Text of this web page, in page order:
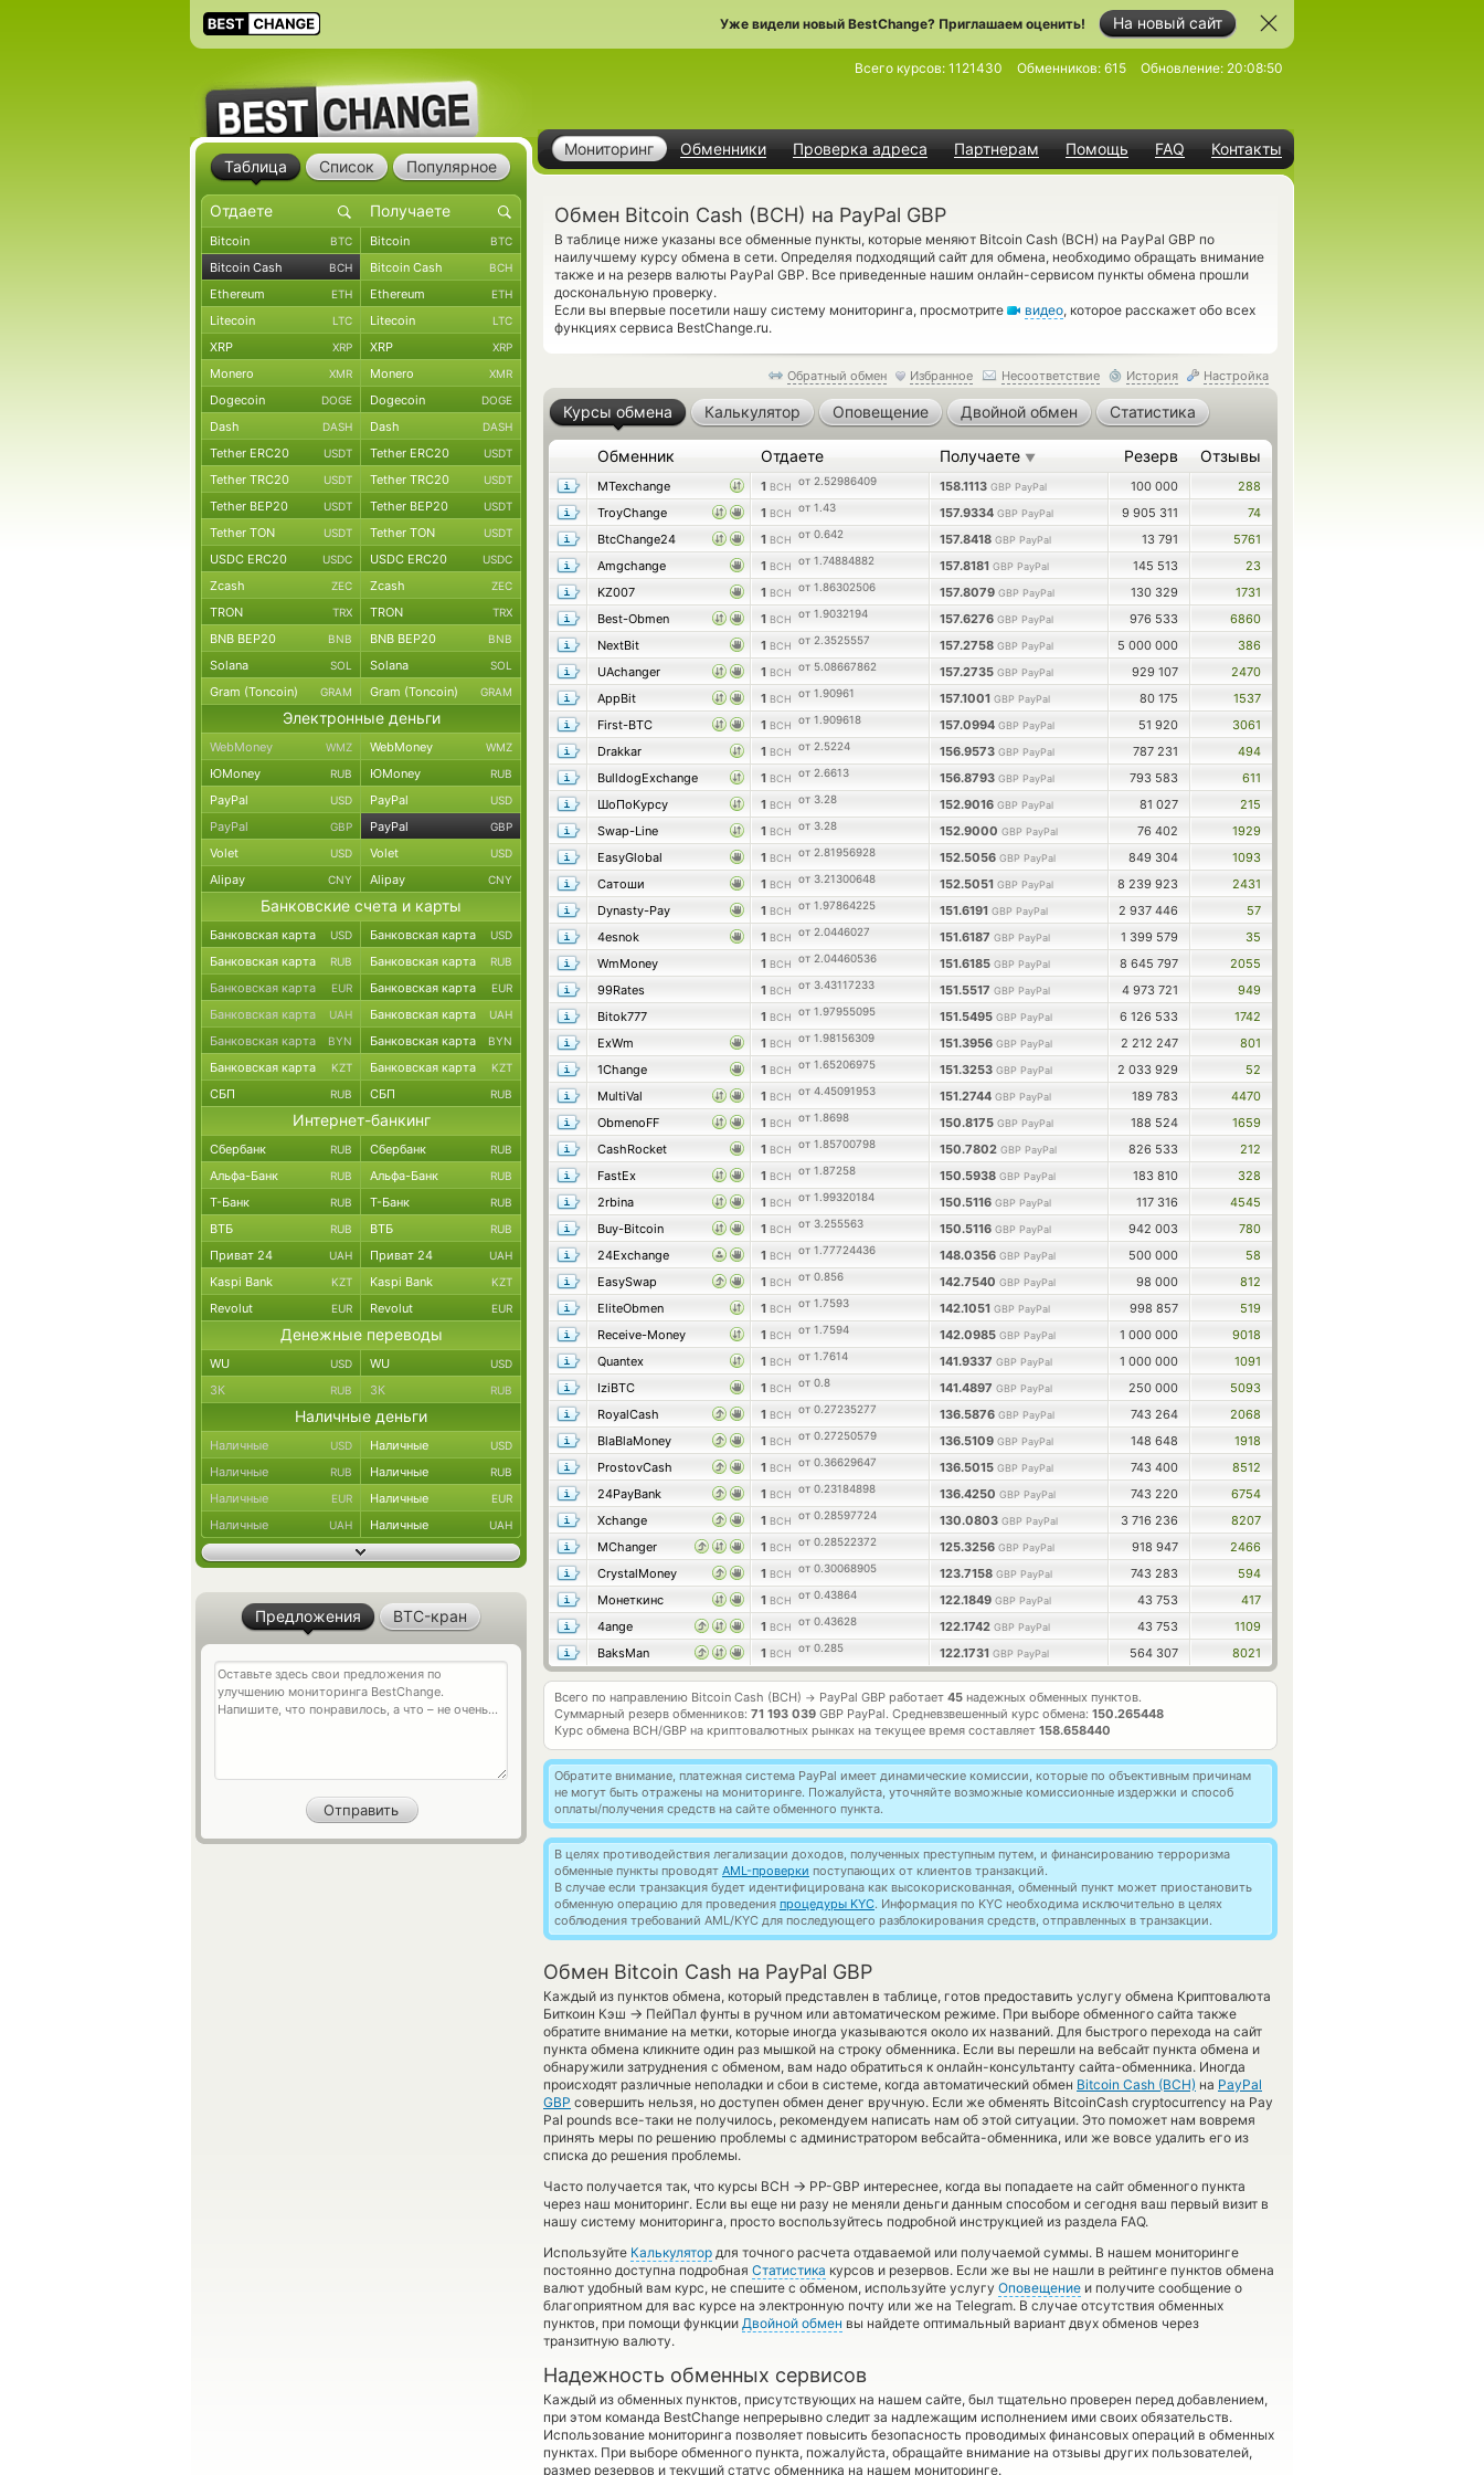
На новый сайт
Уже видели новый BestChange? Приглашаем оценить!
Мониторинг Обменники Проверка адреса Партнерам Помощь FAQ Контакты
Всего курсов: 1121430 Обменников: 615 Обновление: 20:08:50
Обмен Bitcoin Cash (BCH) на PayPal GBP
В таблице ниже указаны все обменные пункты, которые меняют Bitcoin Cash (BCH) на PayPal GBP по
наилучшему курсу обмена в сети. Определяя подходящий сайт для обмена, необходимо обращать внимание
также и на резерв валюты PayPal GBP. Все приведенные нашим онлайн-сервисом пункты обмена прошли
доскональную проверку.
Если вы впервые посетили нашу систему мониторинга, просмотрите
видео, которое расскажет обо всех
функциях сервиса BestChange.ru.
Обратный обмен Избранное Несоответствие История Настройка
Курсы обмена Калькулятор Оповещение Двойной обмен Статистика
Обменник Отдаете Получаете ▼ Резерв Отзывы
MTexchange 1 BCH от 2.52986409 158.1113 GBP PayPal 100 000
288
TroyChange
1 BCH от 1.43 157.9334 GBP PayPal 9 905 311
74
BtcChange24
1 BCH от 0.642 157.8418 GBP PayPal 13 791
5761
Amgchange
1 BCH от 1.74884882 157.8181 GBP PayPal 145 513
23
KZ007
1 BCH от 1.86302506 157.8079 GBP PayPal 130 329
1731
Best-Obmen
1 BCH от 1.9032194 157.6276 GBP PayPal 976 533
6860
NextBit
1 BCH от 2.3525557 157.2758 GBP PayPal 5 000 000
386
UAchanger
1 BCH от 5.08667862 157.2735 GBP PayPal 929 107
2470
AppBit
1 BCH от 1.90961 157.1001 GBP PayPal 80 175
1537
First-BTC
1 BCH от 1.909618 157.0994 GBP PayPal 51 920
3061
Drakkar
1 BCH от 2.5224 156.9573 GBP PayPal 787 231
494
BulldogExchange
1 BCH от 2.6613 156.8793 GBP PayPal 793 583
611
ШоПоКурсу
1 BCH от 3.28 152.9016 GBP PayPal 81 027
215
Swap-Line
1 BCH от 3.28 152.9000 GBP PayPal 76 402
1929
EasyGlobal
1 BCH от 2.81956928 152.5056 GBP PayPal 849 304
1093
Сатоши
1 BCH от 3.21300648 152.5051 GBP PayPal 8 239 923
2431
Dynasty-Pay
1 BCH от 1.97864225 151.6191 GBP PayPal 2 937 446
57
4esnok
1 BCH от 2.0446027 151.6187 GBP PayPal 1 399 579
35
WmMoney
1 BCH от 2.04460536 151.6185 GBP PayPal 8 645 797
2055
99Rates
1 BCH от 3.43117233 151.5517 GBP PayPal 4 973 721
949
Bitok777
1 BCH от 1.97955095 151.5495 GBP PayPal 6 126 533
1742
ExWm
1 BCH от 1.98156309 151.3956 GBP PayPal 2 212 247
801
1Change
1 BCH от 1.65206975 151.3253 GBP PayPal 2 033 929
52
MultiVal
1 BCH от 4.45091953 151.2744 GBP PayPal 189 783
4470
ObmenoFF
1 BCH от 1.8698 150.8175 GBP PayPal 188 524
1659
CashRocket
1 BCH от 1.85700798 150.7802 GBP PayPal 826 533
212
FastEx
1 BCH от 1.87258 150.5938 GBP PayPal 183 810
328
2rbina
1 BCH от 1.99320184 150.5116 GBP PayPal 117 316
4545
Buy-Bitcoin
1 BCH от 3.255563 150.5116 GBP PayPal 942 003
780
24Exchange
1 BCH от 1.77724436 148.0356 GBP PayPal 500 000
58
EasySwap
1 BCH от 0.856 142.7540 GBP PayPal 98 000
812
EliteObmen
1 BCH от 1.7593 142.1051 GBP PayPal 998 857
519
Receive-Money
1 BCH от 1.7594 142.0985 GBP PayPal 1 000 000
9018
Quantex
1 BCH от 1.7614 141.9337 GBP PayPal 1 000 000
1091
IziBTC
1 BCH от 0.8 141.4897 GBP PayPal 250 000
5093
RoyalCash
1 BCH от 0.27235277 136.5876 GBP PayPal 743 264
2068
BlaBlaMoney
1 BCH от 0.27250579 136.5109 GBP PayPal 148 648
1918
ProstovCash
1 BCH от 0.36629647 136.5015 GBP PayPal 743 400
8512
24PayBank
1 BCH от 0.23184898 136.4250 GBP PayPal 743 220
6754
Xchange
1 BCH от 0.28597724 130.0803 GBP PayPal 3 716 236
8207
MChanger
1 BCH от 0.28522372 125.3256 GBP PayPal 918 947
2466
CrystalMoney
1 BCH от 0.30068905 123.7158 GBP PayPal 743 283
594
Монеткинс
1 BCH от 0.43864 122.1849 GBP PayPal 43 753
417
4ange
1 BCH от 0.43628 122.1742 GBP PayPal 43 753
1109
BaksMan
1 BCH от 0.285 122.1731 GBP PayPal 564 307 8021
Всего по направлению Bitcoin Cash (BCH) → PayPal GBP работает 45 надежных обменных пунктов.
Суммарный резерв обменников: 71 193 039 GBP PayPal. Средневзвешенный курс обмена: 150.265448
Курс обмена BCH/GBP на криптовалютных рынках на текущее время составляет 158.658440
Обратите внимание, платежная система PayPal имеет динамические комиссии, которые по объективным причинам
не могут быть отражены на мониторинге. Пожалуйста, уточняйте возможные комиссионные издержки и способ
оплаты/получения средств на сайте обменного пункта.
В целях противодействия легализации доходов, полученных преступным путем, и финансированию терроризма
обменные пункты проводят AML-проверки поступающих от клиентов транзакций.
В случае если транзакция будет идентифицирована как высокорискованная, обменный пункт может приостановить
обменную операцию для проведения процедуры KYC. Информация по KYC необходима исключительно в целях
соблюдения требований AML/KYC для последующего разблокирования средств, отправленных в транзакции.
Обмен Bitcoin Cash на PayPal GBP
Каждый из пунктов обмена, который представлен в таблице, готов предоставить услугу обмена Криптовалюта
Биткоин Кэш → ПейПал фунты в ручном или автоматическом режиме. При выборе обменного сайта также
обратите внимание на метки, которые иногда указываются около их названий. Для быстрого перехода на сайт
пункта обмена кликните один раз мышкой на строку обменника. Если вы перешли на вебсайт пункта обмена и
обнаружили затруднения с обменом, вам надо обратиться к онлайн-консультанту сайта-обменника. Иногда
происходят различные неполадки и сбои в системе, когда автоматический обмен Bitcoin Cash (BCH) на PayPal
GBP совершить нельзя, но доступен обмен денег вручную. Если же обменять BitcoinCash cryptocurrency на Pay
Pal pounds все-таки не получилось, рекомендуем написать нам об этой ситуации. Это поможет нам вовремя
принять меры по решению проблемы с администратором вебсайта-обменника, или же вовсе удалить его из
списка до решения проблемы.
Часто получается так, что курсы BCH → PP-GBP интереснее, когда вы попадаете на сайт обменного пункта
через наш мониторинг. Если вы еще ни разу не меняли деньги данным способом и сегодня ваш первый визит в
нашу систему мониторинга, просто воспользуйтесь подробной инструкцией из раздела FAQ.
Используйте Калькулятор для точного расчета отдаваемой или получаемой суммы. В нашем мониторинге
постоянно доступна подробная Статистика курсов и резервов. Если же вы не нашли в рейтинге пунктов обмена
валют удобный вам курс, не спешите с обменом, используйте услугу Оповещение и получите сообщение о
благоприятном для вас курсе на электронную почту или же на Telegram. В случае отсутствия обменных
пунктов, при помощи функции Двойной обмен вы найдете оптимальный вариант двух обменов через
транзитную валюту.
Надежность обменных сервисов
Каждый из обменных пунктов, присутствующих на нашем сайте, был тщательно проверен перед добавлением,
при этом команда BestChange непрерывно следит за надлежащим исполнением ими своих обязательств.
Использование мониторинга позволяет повысить безопасность проводимых финансовых операций в обменных
пунктах. При выборе обменного пункта, пожалуйста, обращайте внимание на отзывы других пользователей,
размер резервов и текущий статус обменника на нашем мониторинге.
Таблица Список Популярное
Bitcoin BTC Bitcoin BTC
Bitcoin Cash BCH Bitcoin Cash BCH
Ethereum ETH Ethereum ETH
Litecoin LTC Litecoin LTC
XRP XRP XRP XRP
Monero XMR Monero XMR
Dogecoin DOGE Dogecoin DOGE
Dash DASH Dash DASH
Tether ERC20 USDT Tether ERC20 USDT
Tether TRC20 USDT Tether TRC20 USDT
Tether BEP20 USDT Tether BEP20 USDT
Tether TON USDT Tether TON USDT
USDC ERC20 USDC USDC ERC20 USDC
Zcash ZEC Zcash ZEC
TRON TRX TRON TRX
BNB BEP20 BNB BNB BEP20 BNB
Solana SOL Solana SOL
Gram (Toncoin) GRAM Gram (Toncoin) GRAM
Электронные деньги
WebMoney WMZ WebMoney WMZ
ЮMoney RUB ЮMoney RUB
PayPal USD PayPal USD
PayPal GBP PayPal GBP
Volet USD Volet USD
Alipay CNY Alipay CNY
Банковские счета и карты
Банковская карта USD Банковская карта USD
Банковская карта RUB Банковская карта RUB
Банковская карта EUR Банковская карта EUR
Банковская карта UAH Банковская карта UAH
Банковская карта BYN Банковская карта BYN
Банковская карта KZT Банковская карта KZT
СБП RUB СБП RUB
Интернет-банкинг
Сбербанк RUB Сбербанк RUB
Альфа-Банк RUB Альфа-Банк RUB
Т-Банк RUB Т-Банк RUB
ВТБ RUB ВТБ RUB
Приват 24 UAH Приват 24 UAH
Kaspi Bank KZT Kaspi Bank KZT
Revolut EUR Revolut EUR
Денежные переводы
WU USD WU USD
ЗК RUB ЗК RUB
Наличные деньги
Наличные USD Наличные USD
Наличные RUB Наличные RUB
Наличные EUR Наличные EUR
Наличные UAH Наличные UAH
Предложения BTC-кран